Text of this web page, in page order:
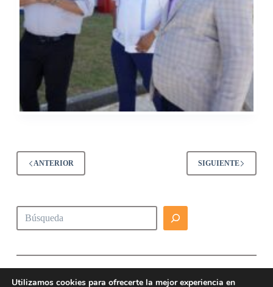
ANTERIOR SIGUIENTE
Buscar
Utilizamos cookies para ofrecerte la mejor experiencia en